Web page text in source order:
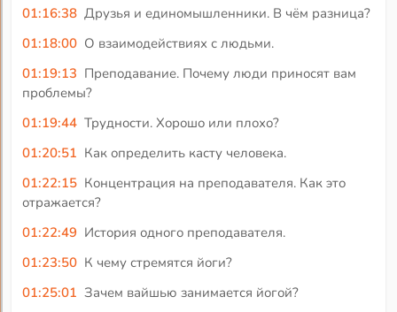
01:16:38 Друзья и единомышленники. В чём разница?
01:18:00 О взаимодействиях с людьми.
01:19:13 Преподавание. Почему люди приносят вам
проблемы?
01:19:44 Трудности. Хорошо или плохо?
01:20:51 Как определить касту человека.
01:22:15 Концентрация на преподавателя. Как это
отражается?
01:22:49 История одного преподавателя.
01:23:50 К чему стремятся йоги?
01:25:01 Зачем вайшью занимается йогой?